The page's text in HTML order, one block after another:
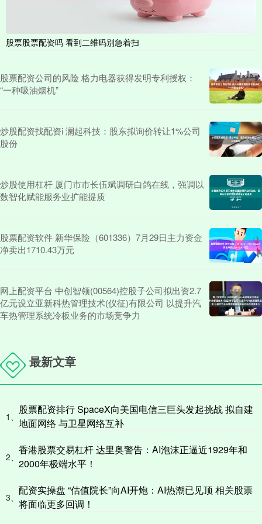
股票股票配资吗 看到二维码别急着扫
股票配资公司的风险 格力电器获得发明专利授权：
“一种吸油烟机”
炒股配资找配资i 澜起科技：股东拟询价转让1%公司
股份
炒股使用杠杆 厦门市市长伍斌调研白鸽在线，强调以
数智化赋能服务业扩能提质
股票配资软件 新华保险（601336）7月29日主力资金
净卖出1710.43万元
网上配资平台 中创智领(00564)控股子公司拟出资2.7
亿元设立亚新科热管理技术(仪征)有限公司 以提升汽
车热管理系统冷板业务的市场竞争力
最新文章
1、
股票配资排行 SpaceX向美国电信三巨头发起挑战 拟自建
地面网络 与卫星网络互补
2、
香港股票交易杠杆 达里奥警告：AI泡沫正逼近1929年和
2000年极端水平！
3、
配资实操盘 “估值院长”向AI开炮：AI热潮已见顶 相关股票
将面临更多回调！